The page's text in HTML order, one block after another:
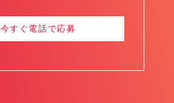
今すぐ電話で応募